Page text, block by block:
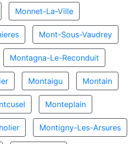
Monnet-La-Ville
Mont-Sous-Vaudrey
Montagna-Le-Reconduit
Montaigu Montain
Monteplain
Montigny-Les-Arsures